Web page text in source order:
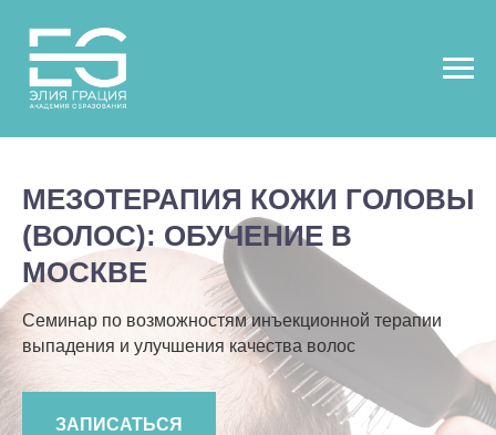
МЕЗОТЕРАПИЯ КОЖИ ГОЛОВЫ
(ВОЛОС): ОБУЧЕНИЕ В
МОСКВЕ
Семинар по возможностям инъекционной терапии
выпадения и улучшения качества волос
ЗАПИСАТЬСЯ